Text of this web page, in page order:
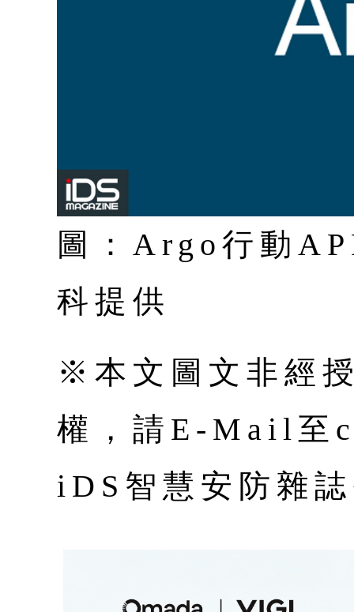
圖：Argo行動
科提供
※本文圖文非經
權，請E-Mail至
iDS智慧安防雜